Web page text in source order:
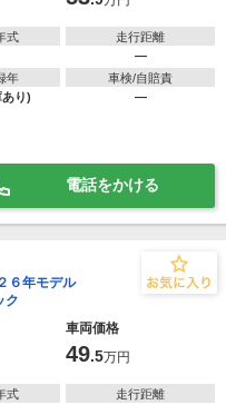
式
走行距離
―
年
り)
車検/自賠責
―
電話をかける
６年モデル
ク
車両価格
49.5万円
式
走行距離